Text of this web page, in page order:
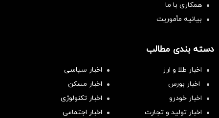
همکاری با ما
بیانیه مأموریت
دسته بندی مطالب
اخبار طلا و ارز
اخبار سیاسی
اخبار بورس
اخبار مسکن
اخبار خودرو
اخبار تکنولوژی
اخبار تولید و تجارت
اخبار اجتماعی